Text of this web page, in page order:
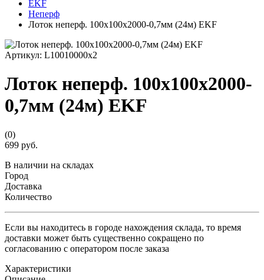
EKF
Неперф
Лоток неперф. 100х100x2000-0,7мм (24м) EKF
Артикул: L10010000x2
Лоток неперф. 100х100x2000-
0,7мм (24м) EKF
(0)
699 руб.
В наличии на складах
Город
Доставка
Количество
Если вы находитесь в городе нахождения склада, то время
доставки может быть существенно сокращено по
согласованию с оператором после заказа
Характеристики